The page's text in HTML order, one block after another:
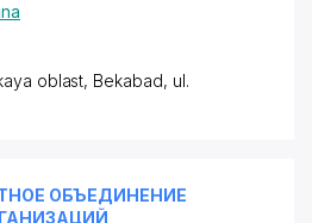
oblast, Bekabad, ul.
ОБЪЕДИНЕНИЕ